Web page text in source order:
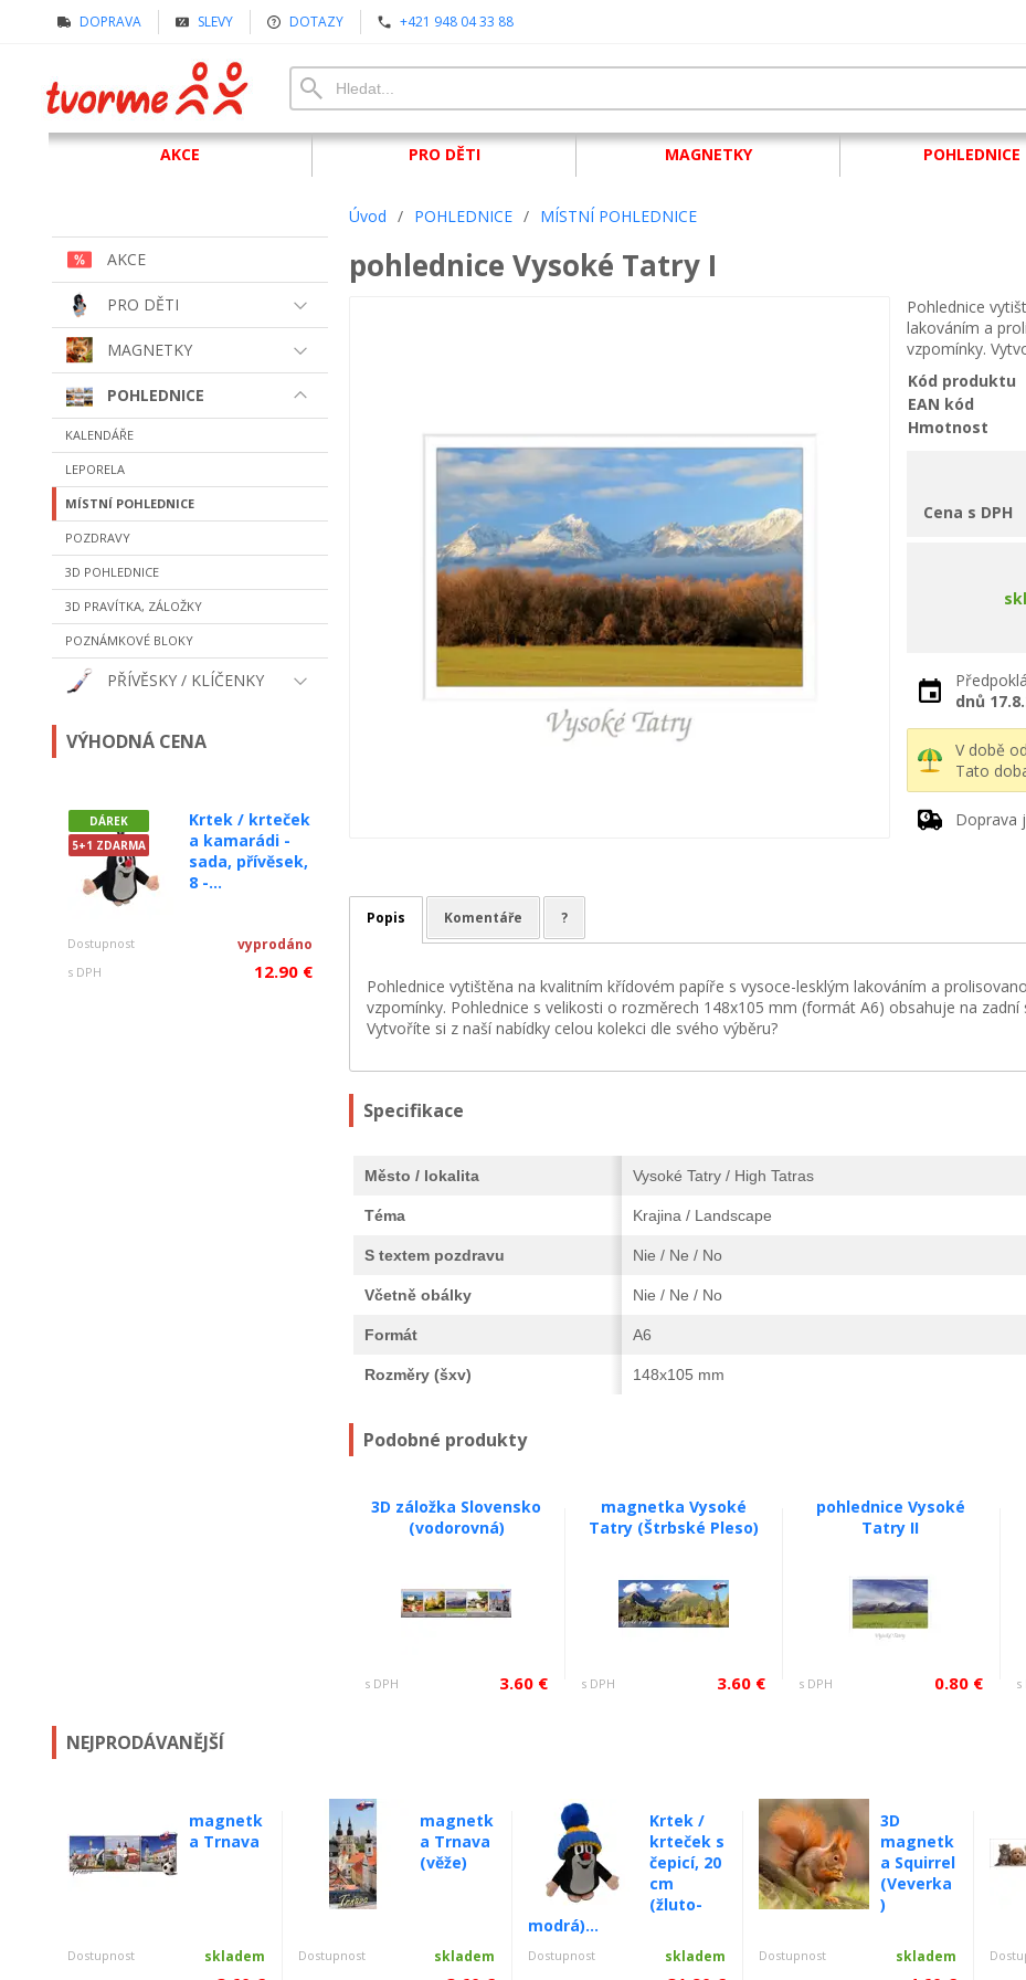
DOPRAVA SLEVY DOTAZY +421 948 04 33 88
AKCE PRO DĚTI MAGNETKY POHLEDNICE
AKCE
PRO DĚTI
MAGNETKY
POHLEDNICE
KALENDÁŘE
LEPORELA
MÍSTNÍ POHLEDNICE
POZDRAVY
3D POHLEDNICE
3D PRAVÍTKA, ZÁLOŽKY
POZNÁMKOVÉ BLOKY
PŘÍVĚSKY / KLÍČENKY
VÝHODNÁ CENA
DÁREK
5+1 ZDARMA
Krtek / krteček
a kamarádi -
sada, přívěsek,
8 -...
Dostupnost vyprodáno
s DPH 12.90 €
Úvod / POHLEDNICE / MÍSTNÍ POHLEDNICE
pohlednice Vysoké Tatry I
Pohlednice
lakováním a
vzpomínky.
Kód produktu
EAN kód
Hmotnost
Cena s DPH
dnů
V době od
Tato
Doprava
Popis Komentáře ?
Pohlednice vytištěna na kvalitním křídovém papíře s vysoce-lesklým lakováním a
vzpomínky. Pohlednice s velikosti o rozměrech 148x105 mm (formát A6) obsahuje na
Vytvoříte si z naší nabídky celou kolekci dle svého výběru?
Specifikace
Město / lokalita Vysoké Tatry / High Tatras
Téma Krajina / Landscape
S textem pozdravu Nie / Ne / No
Včetně obálky Nie / Ne / No
Formát A6
Rozměry (šxv) 148x105 mm
Podobné produkty
3D záložka Slovensko
(vodorovná)
s DPH 3.60 €
magnetka Vysoké
Tatry (Štrbské Pleso)
s DPH 3.60 €
pohlednice Vysoké
Tatry II
s DPH 0.80 € s
NEJPRODÁVANĚJŠÍ
magnetk
a Trnava
Dostupnost skladem
magnetk
a Trnava
(věže)
Dostupnost skladem
Krtek /
krteček s
čepicí, 20
cm
(žluto-
modrá)...
Dostupnost skladem
3D
magnetk
a Squirrel
(Veverka
)
Dostupnost skladem